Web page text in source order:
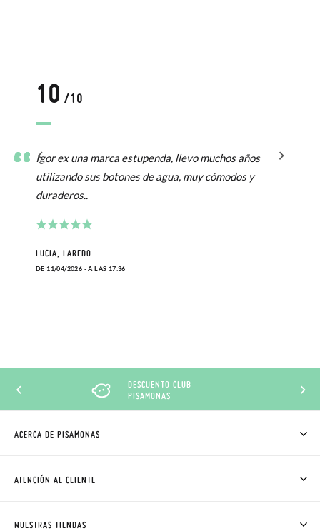
10 /10
Igor ex una marca estupenda, llevo muchos años
utilizando sus botones de agua, muy cómodos y
duraderos..
LUCIA, LAREDO
DE 11/04/2026 - A LAS 17:36
DESCUENTO CLUB
PISAMONAS
ACERCA DE PISAMONAS
CÓMO COMPRAR
ATENCIÓN AL CLIENTE
NUESTRAS TIENDAS